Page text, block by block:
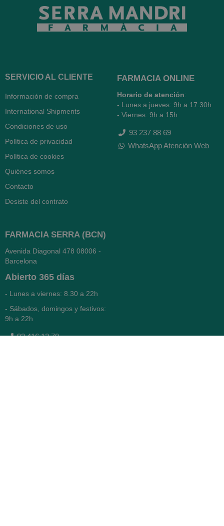
SERVICIO AL CLIENTE
Información de compra
International Shipments
Condiciones de uso
Política de privacidad
Política de cookies
Quiénes somos
Contacto
Desiste del contrato
FARMACIA ONLINE
Horario de atención:
- Lunes a jueves: 9h a 17.30h
- Viernes: 9h a 15h
93 237 88 69
WhatsApp Atención Web
FARMACIA SERRA (BCN)
Avenida Diagonal 478 08006 -
Barcelona
Abierto 365 días
- Lunes a viernes: 8.30 a 22h
- Sábados, domingos y festivos:
9h a 22h
93 416 12 70